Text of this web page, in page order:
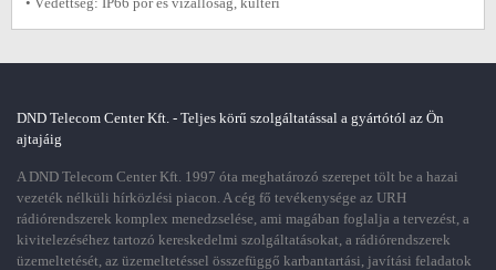
DND Telecom Center Kft. - Teljes körű szolgáltatással a gyártótól az Ön
ajtajáig
A DND Telecom Center Kft. 1997 óta meghatározó szerepet tölt be a hazai
vezeték nélküli hírközlési piacon. A cég fő tevékenysége az URH
rádiórendszerek komplex menedzselése, ami magában foglalja a tervezést, a
kivitelezéséhez tartozó kereskedelmi szolgáltatásokat, a rádiórendszerek
üzemeltetését, az üzemeltetéssel összefüggő karbantartási, javítási feladatok